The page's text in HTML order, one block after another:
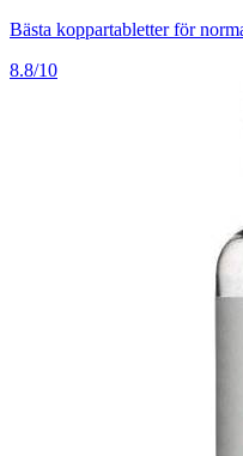
Bästa koppartabletter för
8.8/10